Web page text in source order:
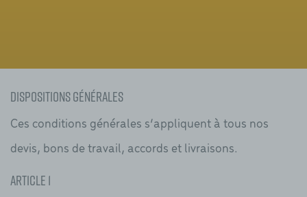
Dispositions générales
Ces conditions générales s’appliquent à tous nos
devis, bons de travail, accords et livraisons.
Article 1